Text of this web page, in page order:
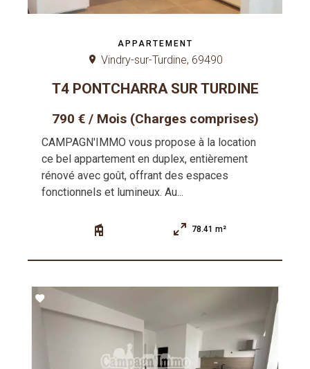
APPARTEMENT
Vindry-sur-Turdine, 69490
T4 PONTCHARRA SUR TURDINE
790 € / Mois (Charges comprises)
CAMPAGN'IMMO vous propose à la location
ce bel appartement en duplex, entièrement
rénové avec goût, offrant des espaces
fonctionnels et lumineux. Au...
78.41 m²